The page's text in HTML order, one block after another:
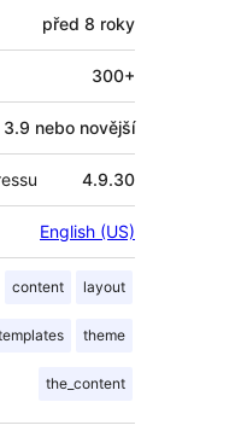
před 8 roky
300+
3.9 nebo novější
4.9.30
English (US)
content layout
theme
the_content